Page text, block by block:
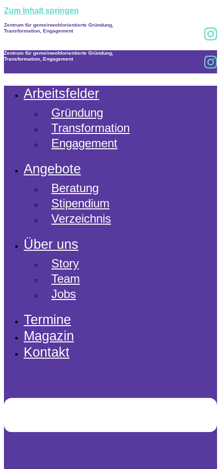
Zum Inhalt springen
Zentrum für gemeinwohlorientierte Gründung,
Transformation, Engagement
Zentrum für gemeinwohlorientierte Gründung,
Transformation, Engagement
Arbeitsfelder
Gründung
Transformation
Engagement
Angebote
Beratung
Stipendium
Verzeichnis
Über uns
Story
Team
Jobs
Termine
Magazin
Kontakt